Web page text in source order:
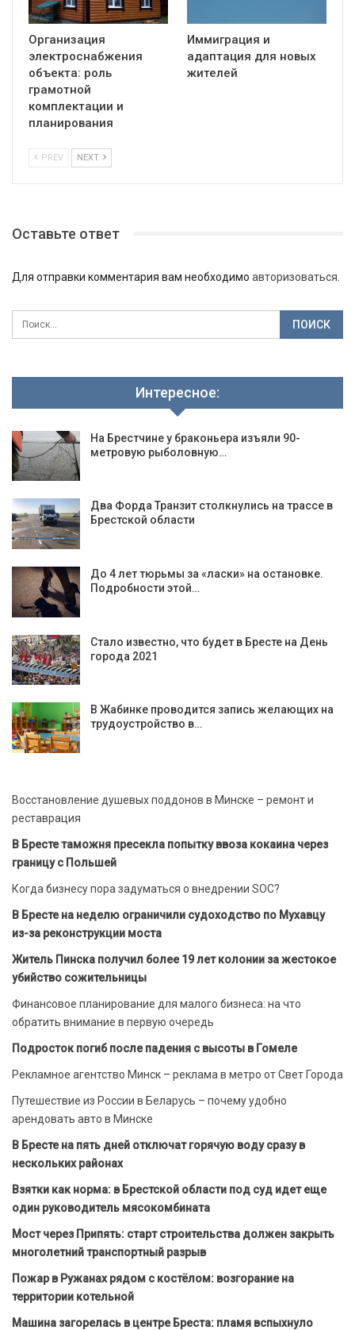
Организация
электроснабжения
объекта: роль
грамотной
комплектации и
планирования
Иммиграция и
адаптация для новых
жителей
PREV NEXT
Оставьте ответ
Для отправки комментария вам необходимо авторизоваться
Интересное:
На Брестчине у браконьера изъяли 90-
метровую рыболовную…
Два Форда Транзит столкнулись на трассе в
Брестской области
До 4 лет тюрьмы за «ласки» на остановке.
Подробности этой…
Стало известно, что будет в Бресте на День
города 2021
В Жабинке проводится запись желающих на
трудоустройство в…
Восстановление душевых поддонов в Минске – ремонт и
реставрация
В Бресте таможня пресекла попытку ввоза кокаина через
границу с Польшей
Когда бизнесу пора задуматься о внедрении SOC?
В Бресте на неделю ограничили судоходство по Мухавцу
из-за реконструкции моста
Житель Пинска получил более 19 лет колонии за жестокое
убийство сожительницы
Финансовое планирование для малого бизнеса: на что
обратить внимание в первую очередь
Подросток погиб после падения с высоты в Гомеле
Рекламное агентство Минск – реклама в метро от Свет Города
Путешествие из России в Беларусь – почему удобно
арендовать авто в Минске
В Бресте на пять дней отключат горячую воду сразу в
нескольких районах
Взятки как норма: в Брестской области под суд идет еще
один руководитель мясокомбината
Мост через Припять: старт строительства должен закрыть
многолетний транспортный разрыв
Пожар в Ружанах рядом с костёлом: возгорание на
территории котельной
Машина загорелась в центре Бреста: пламя вспыхнуло